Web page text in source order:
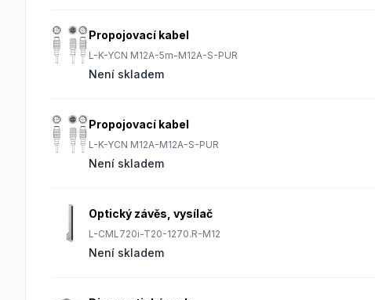
Propojovací kabel
L-K-YCN M12A-5m-M12A-S-PUR
Není skladem
Propojovací kabel
L-K-YCN M12A-M12A-S-PUR
Není skladem
Optický závěs, vysílač
L-CML720i-T20-1270.R-M12
Není skladem